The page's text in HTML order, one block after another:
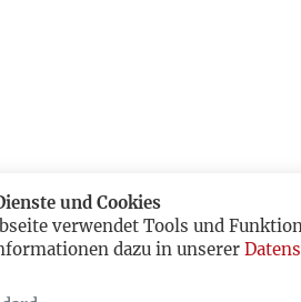
und Cookies
verwendet Tools und
dazu in unserer